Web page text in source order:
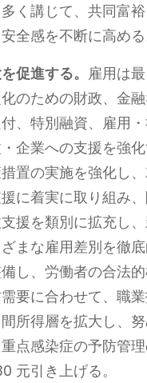
く講じて、共同富
全感を不断に高める
促進する。 雇用は
のための財政、金
、特別融資、雇用
企業への支援を強
置の実施を強化し
に着実に取り組み
援を類別に拡充し
まな雇用差別を徹
し、労働者の合法
要に合わせて、職
所得層を拡大し、
点感染症の予防管
元引き上げる。